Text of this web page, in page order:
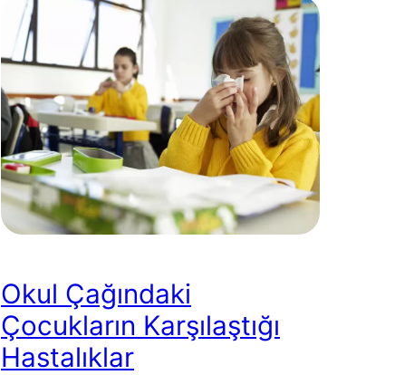
Okul Çağındaki
Çocukların Karşılaştığı
Hastalıklar